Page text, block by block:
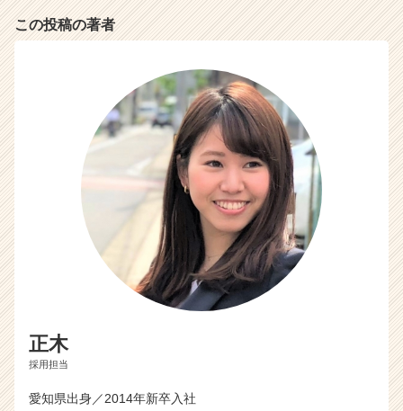
（C
h
e
r
C
e
r）
この投稿の著者
正木
採用担当
愛知県出身／2014年新卒入社